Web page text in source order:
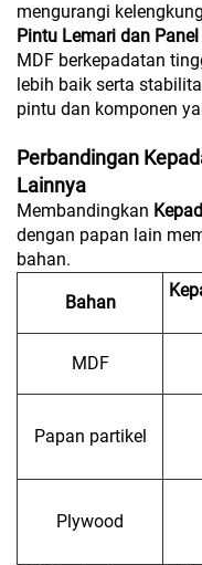
mengurangi
Pintu Lemari dan
MDF berkepadatan
lebih baik serta
pintu dan komponen
Perbandingan
Lainnya
Membandingkan
dengan papan lain
bahan.
Bahan
MDF
Papan partikel
Plywood